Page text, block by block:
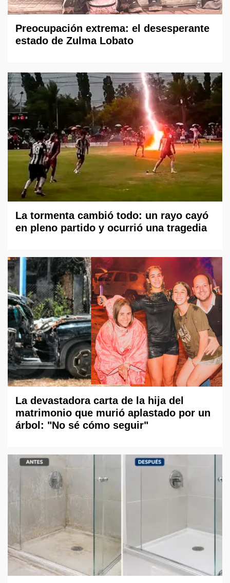
Preocupación extrema: el desesperante
estado de Zulma Lobato
La tormenta cambió todo: un rayo cayó
en pleno partido y ocurrió una tragedia
La devastadora carta de la hija del
matrimonio que murió aplastado por un
árbol: "No sé cómo seguir"